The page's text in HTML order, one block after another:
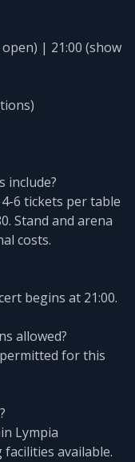
open) | 21:00 (show
include?
6 tickets per table
Stand and arena
costs.
begins at 21:00.
allowed?
for this
Lympia
available.